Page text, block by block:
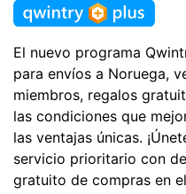
El nuevo programa
para envíos a Noruega,
miembros, regalos
las condiciones que
las ventajas únicas.
servicio prioritario con
gratuito de compras en